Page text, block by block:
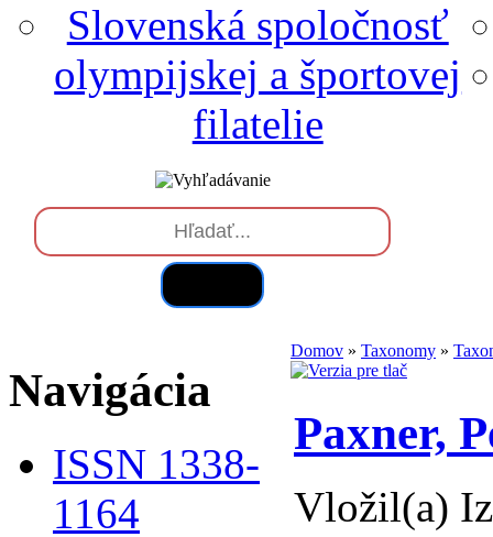
Slovenská spoločnosť
olympijskej a športovej
filatelie
Navigácia
ISSN 1338-
1164
Domov » Taxonomy »
Paxner,
Vložil(a)